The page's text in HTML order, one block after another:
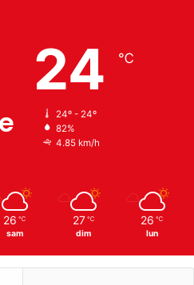
24 ℃
24º - 24º
82%
4.85 km/h
26 ℃
sam
27 ℃
dim
26 ℃
lun